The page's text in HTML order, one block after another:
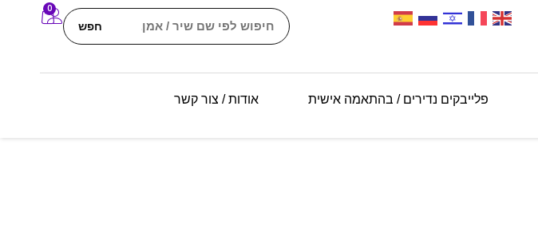
חפש
0
פלייבקים נדירים / בהתאמה אישית אודות / צור קשר